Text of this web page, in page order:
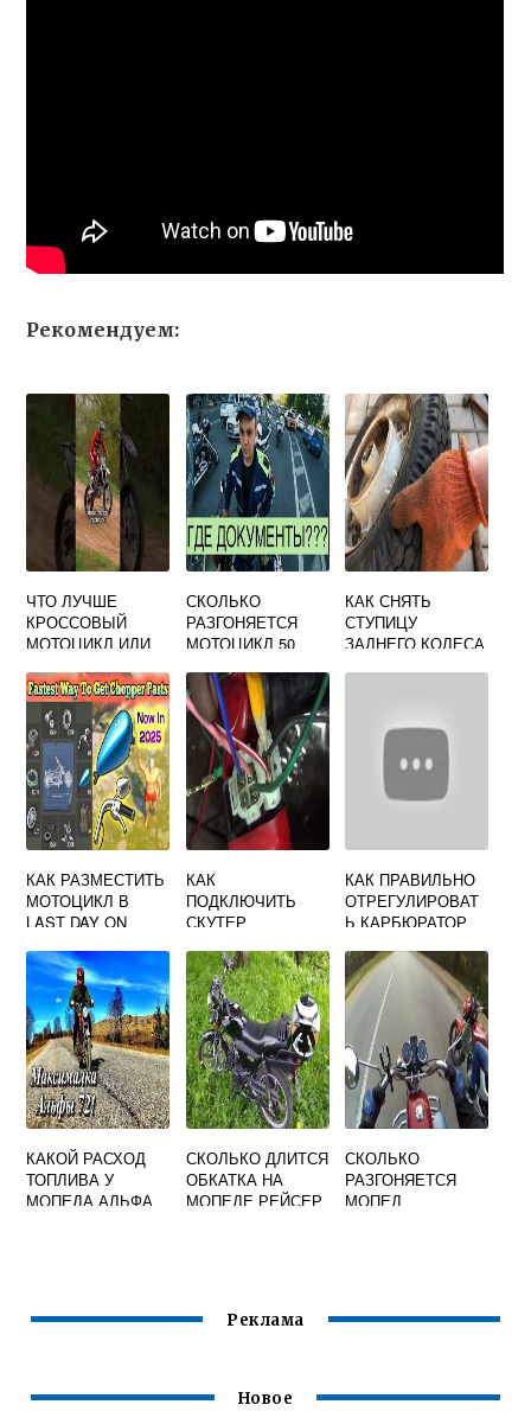
Рекомендуем:
ЧТО ЛУЧШЕ
КРОССОВЫЙ
МОТОЦИКЛ ИЛИ
СКОЛЬКО
РАЗГОНЯЕТСЯ
МОТОЦИКЛ 50
КАК СНЯТЬ
СТУПИЦУ
ЗАДНЕГО КОЛЕСА
КАК РАЗМЕСТИТЬ
МОТОЦИКЛ В
LAST DAY ON
КАК
ПОДКЛЮЧИТЬ
СКУТЕР
КАК ПРАВИЛЬНО
ОТРЕГУЛИРОВАТ
Ь КАРБЮРАТОР
КУБОВ
КАКОЙ РАСХОД
ТОПЛИВА У
МОПЕДА АЛЬФА
СКОЛЬКО ДЛИТСЯ
ОБКАТКА НА
МОПЕДЕ РЕЙСЕР
СКОЛЬКО
РАЗГОНЯЕТСЯ
МОПЕД
Реклама
Новое